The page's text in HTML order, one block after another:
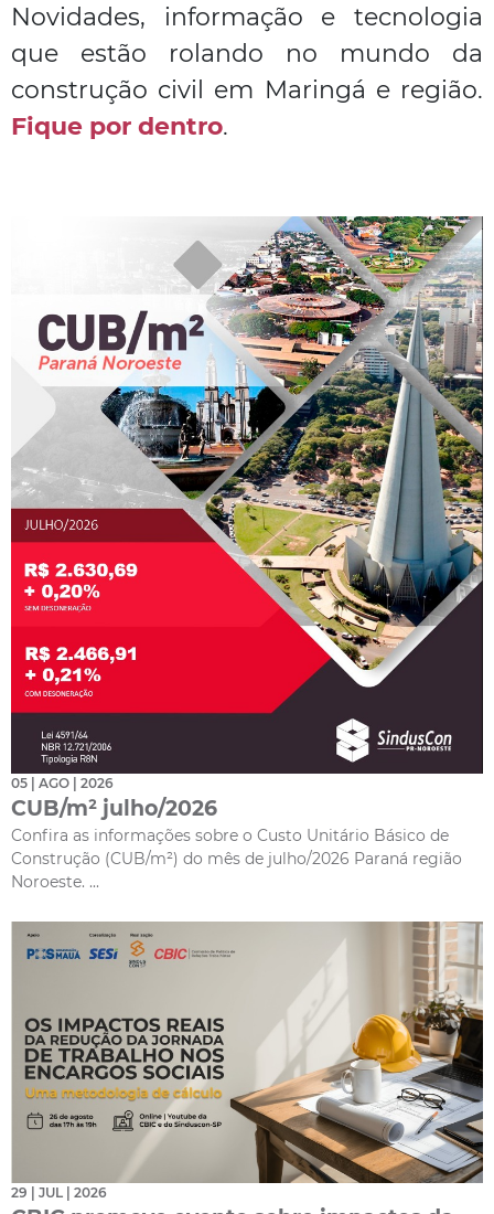
Novidades, informação e tecnologia
que estão rolando no mundo da
construção civil em Maringá e região.
Fique por dentro.
05 | AGO | 2026
CUB/m² julho/2026
Confira as informações sobre o Custo Unitário Básico de
Construção (CUB/m²) do mês de julho/2026 Paraná região
Noroeste. ...
29 | JUL | 2026